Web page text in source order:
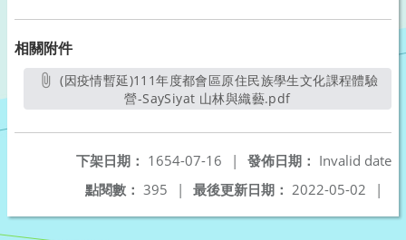
相關附件
(因疫情暫延)111年度都會區原住民族學生文化課程體驗
營-SaySiyat 山林與織藝.pdf另開新視窗
發佈日期： Invalid date
下架日期： 1654-07-16
|
最後更新日期： 2022-05-02 |
點閱數： 395 |